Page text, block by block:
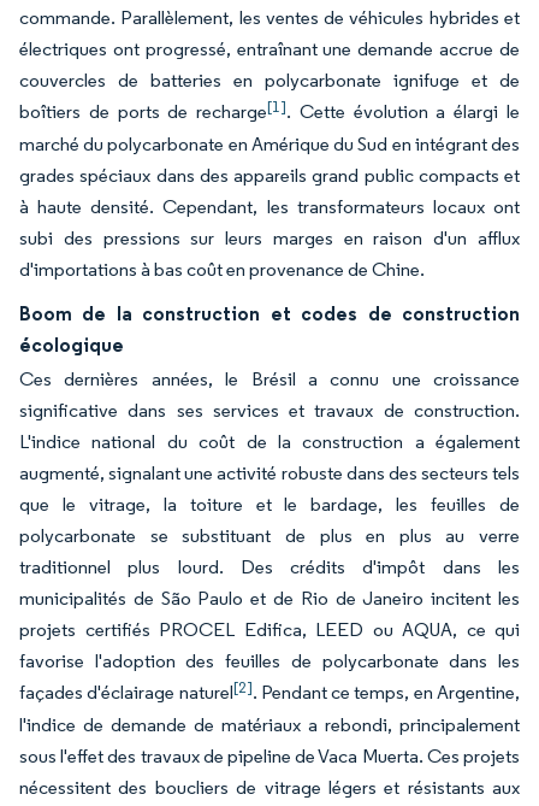
commande. Parallèlement, les ventes de véhicules hybrides et
électriques ont progressé, entraînant une demande accrue de
couvercles de batteries en polycarbonate ignifuge et de
boîtiers de ports de recharge[1]. Cette évolution a élargi le
marché du polycarbonate en Amérique du Sud en intégrant des
grades spéciaux dans des appareils grand public compacts et
à haute densité. Cependant, les transformateurs locaux ont
subi des pressions sur leurs marges en raison d'un afflux
d'importations à bas coût en provenance de Chine.
Boom de la construction et codes de construction
écologique
Ces dernières années, le Brésil a connu une croissance
significative dans ses services et travaux de construction.
L'indice national du coût de la construction a également
augmenté, signalant une activité robuste dans des secteurs tels
que le vitrage, la toiture et le bardage, les feuilles de
polycarbonate se substituant de plus en plus au verre
traditionnel plus lourd. Des crédits d'impôt dans les
municipalités de São Paulo et de Rio de Janeiro incitent les
projets certifiés PROCEL Edifica, LEED ou AQUA, ce qui
favorise l'adoption des feuilles de polycarbonate dans les
façades d'éclairage naturel[2]. Pendant ce temps, en Argentine,
l'indice de demande de matériaux a rebondi, principalement
sous l'effet des travaux de pipeline de Vaca Muerta. Ces projets
nécessitent des boucliers de vitrage légers et résistants aux